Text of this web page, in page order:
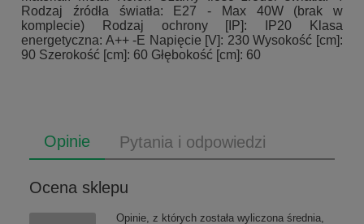
Rodzaj źródła światła: E27 - Max 40W (brak w
komplecie) Rodzaj ochrony [IP]: IP20 Klasa
energetyczna: A++ -E Napięcie [V]: 230 Wysokość [cm]:
90 Szerokość [cm]: 60 Głębokość [cm]: 60
Opinie Pytania i odpowiedzi
Ocena sklepu
Opinie, z których została wyliczona średnia,